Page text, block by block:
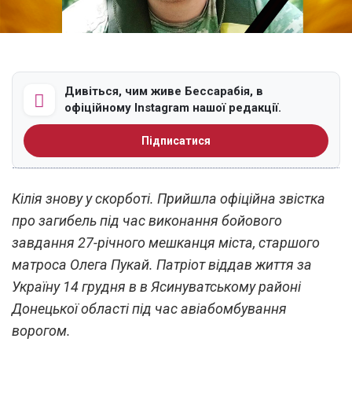
Дивіться, чим живе Бессарабія, в
офіційному Instagram нашої редакції.
Підписатися
Кілія знову у скорботі. Прийшла офіційна звістка
про загибель під час виконання бойового
завдання 27-річного мешканця міста, старшого
матроса Олега Пукай. Патріот віддав життя за
Україну 14 грудня в в Ясинуватському районі
Донецької області під час авіабомбування
ворогом.